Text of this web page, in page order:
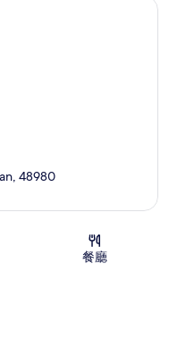
48980
餐廳